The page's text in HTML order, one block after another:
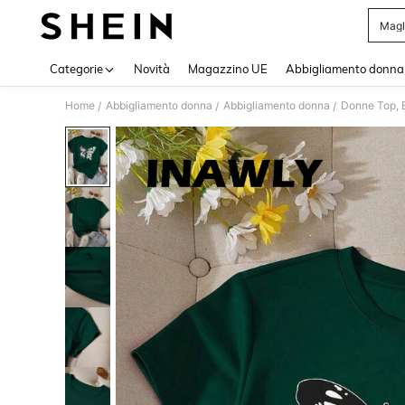
Categorie Novità Magazzino UE Abbigliamento donna
Home / Abbigliamento donna / Abbigliamento donna / Donne Top,